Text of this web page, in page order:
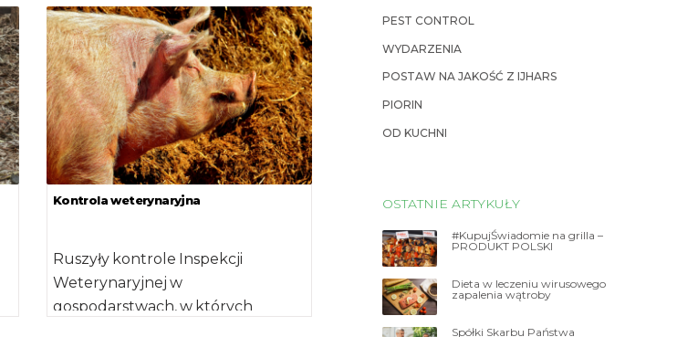
Kontrola weterynaryjna
Ruszyły kontrole Inspekcji
Weterynaryjnej w
gospodarstwach, w których
PEST CONTROL
WYDARZENIA
POSTAW NA JAKOŚĆ Z IJHARS
PIORIN
OD KUCHNI
OSTATNIE ARTYKUŁY
#KupujŚwiadomie na grilla –
PRODUKT POLSKI
Dieta w leczeniu wirusowego
zapalenia wątroby
Spółki Skarbu Państwa